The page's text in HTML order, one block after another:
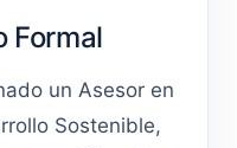
Formal
un Asesor en
Sostenible,